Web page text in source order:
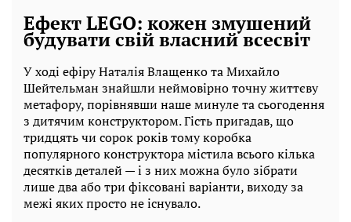
Ефект LEGO: кожен змушений
будувати свій власний всесвіт
У ході ефіру Наталія Влащенко та Михайло
Шейтельман знайшли неймовірно точну життєву
метафору, порівнявши наше минуле та сьогодення
з дитячим конструктором. Гість пригадав, що
тридцять чи сорок років тому коробка
популярного конструктора містила всього кілька
десятків деталей — і з них можна було зібрати
лише два або три фіксовані варіанти, виходу за
межі яких просто не існувало.